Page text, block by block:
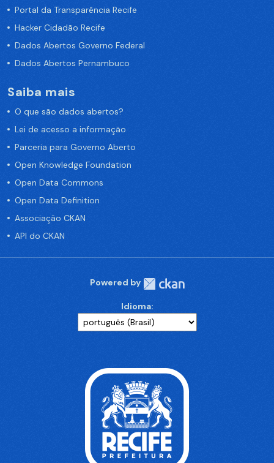
Portal da Transparência Recife
Hacker Cidadão Recife
Dados Abertos Governo Federal
Dados Abertos Pernambuco
Saiba mais
O que são dados abertos?
Lei de acesso a informação
Parceria para Governo Aberto
Open Knowledge Foundation
Open Data Commons
Open Data Definition
Associação CKAN
API do CKAN
Powered by
Idioma